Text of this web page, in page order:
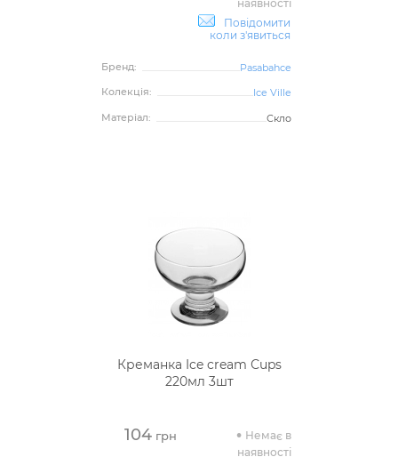
наявності
Повідомити
коли з'явиться
Бренд:
Pasabahce
Колекція:
Ice Ville
Матеріал:
Скло
Креманка Ice cream Сups
220мл 3шт
104грн
Немає в
наявності